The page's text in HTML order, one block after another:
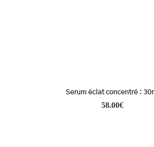
Serum éclat concentré :
58.00€